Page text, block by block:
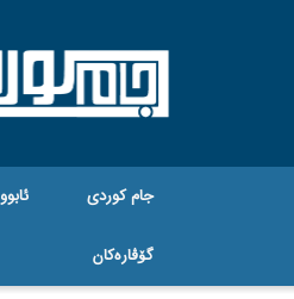
جام کوردی
گۆڤاره‌کان